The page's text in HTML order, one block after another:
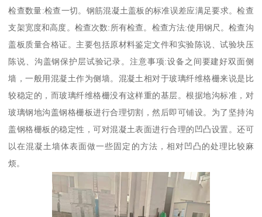
检查数量:检查一切。钢筋混凝土盖板的标准误差应满足要求。检查
支架宽度和高度。检查次数:所有检查。检查方法:使用钢尺。检查沟
盖板质量合格证。主要包括原材料鉴定文件和实验陈说、试验块压
陈说、沟盖钢保护层试验记录。注意事项:设备之间要建好双面侧
墙，一般用混凝土作为侧墙。混凝土相对于玻璃纤维格栅来说是比
较稳定的，而玻璃纤维格栅没有这样重的基层。根据地沟标准，对
玻璃钢地沟盖钢格栅板进行合理切割，然后即可铺设。为了坚持沟
盖钢格栅板的稳定性，可对混凝土表面进行合理的凹凸设置。还可
以在混凝土墙体表面做一些固定的方法，相对凹凸的处理比较麻
烦。